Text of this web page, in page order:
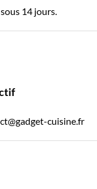
14 jours.
cuisine.fr